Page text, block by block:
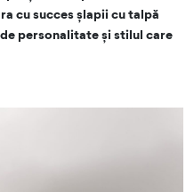
cu succes șlapii cu talpă
personalitate și stilul care